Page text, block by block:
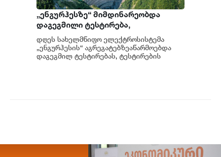
„ენგურჰესზე“ მიმდინარეობდა
დაგეგმილი ტესტირება,
ტესტირებისას სისტემა სრულად
გაითიშა, მიმდინარეობს მომხდარის
დეტალური ანალიზი - სემეკის წევრი
დღეს სახელმწიფო ელექტროსისტემა
„ენგურჰესის“ აგრეგატებზეაწარმოებდა
დაგეგმილ ტესტირებას, ტესტირების